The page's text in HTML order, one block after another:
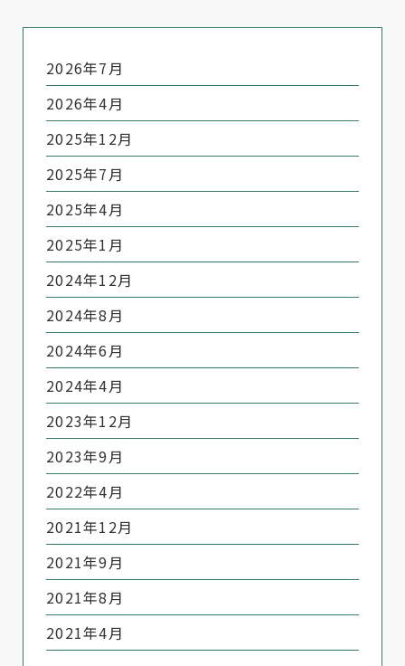
2026年7月
2026年4月
2025年12月
2025年7月
2025年4月
2025年1月
2024年12月
2024年8月
2024年6月
2024年4月
2023年12月
2023年9月
2022年4月
2021年12月
2021年9月
2021年8月
2021年4月